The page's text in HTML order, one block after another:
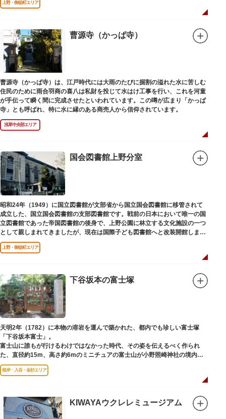
上野・御徒町エリア
曹源寺（かっぱ寺）
曹源寺（かっぱ寺）は、江戸時代には大雨のたびに掘割の溢れた水に苦しむ
住民のために雨合羽商の喜八は私財を投じて水はけ工事を行い、これを河童
が手伝って瞬く間に完成させたといわれています。この噂が広まり「かっぱ
寺」とも呼ばれ、特に水に縁のある商売人から信仰されています。
浅草中央部エリア
国会図書館上野分室
昭和24年（1949）に国立図書館が文部省から国立国会図書館に移管されて
成立した、国立国会図書館の支部図書館です。戦前の日本において唯一の国
立図書館であった帝国図書館の後身で、上野公園に林立する文化施設の一つ
として親しまれてきましたが、現在は国際子ども図書館へと改装開館しまし
た。
上野・御徒町エリア
下谷坂本の富士塚
天明2年（1782）に本物の溶岩を運んで築かれた、都内でも珍しい富士塚
「下谷坂本富士」。
富士山に誰もが行けるわけではなかった時代、その姿を伝えるべく作られ
た、直径約15m、高さ約6mのミニチュアの富士山が小野照崎神社の境内に
あります。
一合目から順に十合目まで記されており、南無妙法と書かれた石碑や修験道
形民俗文化財に指定されています。
富士山に合わせて、お山開きが行われ、6月30日と1日には富士塚に登ること
根岸・入谷・金杉エリア
KIWAYAウクレレミュージアム